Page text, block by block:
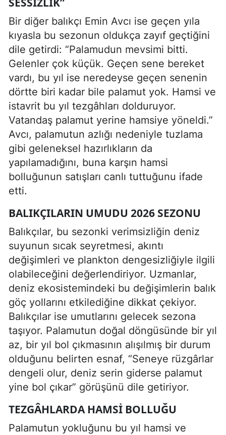
Bir diğer balıkçı Emin Avcı ise geçen yıla
kıyasla bu sezonun oldukça zayıf geçtiğini
dile getirdi: “Palamudun mevsimi bitti.
Gelenler çok küçük. Geçen sene bereket
vardı, bu yıl ise neredeyse geçen senenin
dörtte biri kadar bile palamut yok. Hamsi ve
istavrit bu yıl tezgâhları dolduruyor.
Vatandaş palamut yerine hamsiye yöneldi.”
Avcı, palamutun azlığı nedeniyle tuzlama
gibi geleneksel hazırlıkların da
yapılamadığını, buna karşın hamsi
bolluğunun satışları canlı tuttuğunu ifade
etti.
BALIKÇILARIN UMUDU 2026 SEZONU
Balıkçılar, bu sezonki verimsizliğin deniz
suyunun sıcak seyretmesi, akıntı
değişimleri ve plankton dengesizliğiyle ilgili
olabileceğini değerlendiriyor. Uzmanlar,
deniz ekosistemindeki bu değişimlerin balık
göç yollarını etkilediğine dikkat çekiyor.
Balıkçılar ise umutlarını gelecek sezona
taşıyor. Palamutun doğal döngüsünde bir yıl
az, bir yıl bol çıkmasının alışılmış bir durum
olduğunu belirten esnaf, “Seneye rüzgârlar
dengeli olur, deniz serin giderse palamut
yine bol çıkar” görüşünü dile getiriyor.
TEZGÂHLARDA HAMSI BOLLUĞU
Palamutun yokluğunu bu yıl hamsi ve